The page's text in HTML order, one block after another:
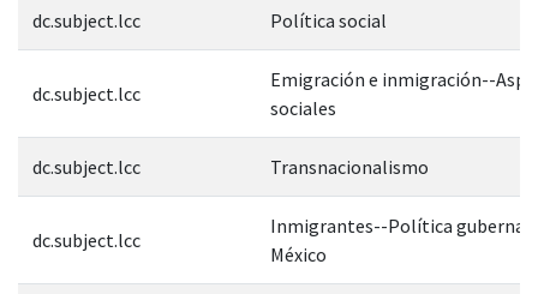
dc.subject.lcc Política social
dc.subject.lcc
Emigración e inmigración--
sociales
dc.subject.lcc Transnacionalismo
dc.subject.lcc
Inmigrantes--Política
México